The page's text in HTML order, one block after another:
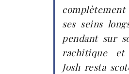
ses seins
pendant sur
rachitique et
Josh resta